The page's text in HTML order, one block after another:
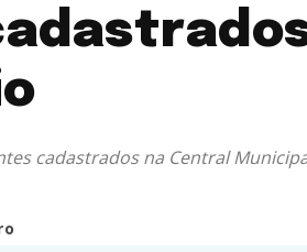
cadastrados na Central